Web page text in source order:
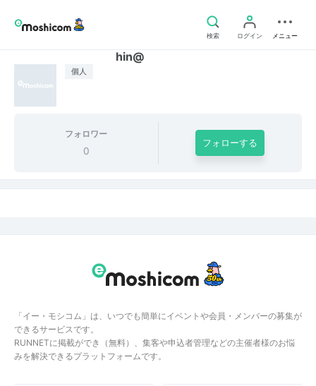
検索 ログイン メニュー
個人
hin@
フォロワー
0
フォローする
「イー・モシコム」は、いつでも簡単にイベントや会員・メンバーの募集が
できるサービスです。
RUNNETに掲載ができ（無料）、集客や申込者管理などの主催者様のお悩
みを解決できるプラットフォームです。